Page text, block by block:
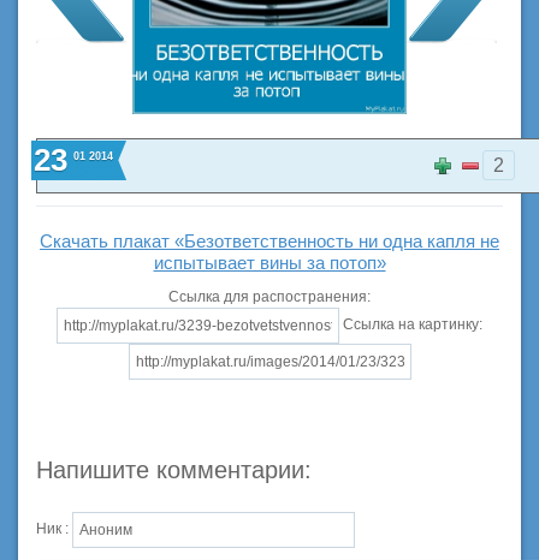
23 01 2014 2
Скачать плакат «Безответственность ни одна капля не
испытывает вины за потоп»
Ссылка для распостранения:
Ссылка на картинку:
Напишите комментарии:
Ник :